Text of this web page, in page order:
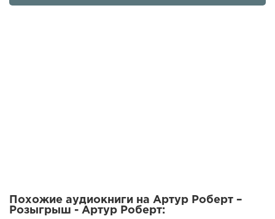
Похожие аудиокниги на Артур Роберт –
Розыгрыш - Артур Роберт: